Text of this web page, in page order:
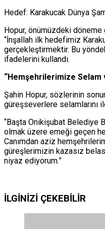
Hedef: Karakucak Dünya
Hopur, önümüzdeki
“İnşallah ilk hedefimiz
gerçekleştirmektir. Bu
ifadelerini kullandı.
“Hemşehrilerimize
Şahin Hopur, sözlerinin
güreşseverlere selamlarını
“Başta Onikişubat Belediye
olmak üzere emeği geçen
Canımdan aziz
güreşlerimizin kazasız
niyaz ediyorum.”
İLGİNİZİ ÇEKEBİLİR